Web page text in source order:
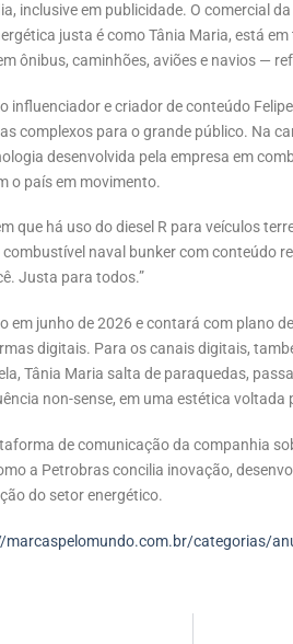
inclusive em publicidade. O comercial
justa é como Tânia Maria, está
ônibus, caminhões, aviões e navios —
influenciador e criador de conteúdo
complexos para o grande público. Na
desenvolvida pela empresa em
o país em movimento.
que há uso do diesel R para veículos
naval bunker com conteúdo
Justa para todos.”
em junho de 2026 e contará com plano
digitais. Para os canais digitais,
Tânia Maria salta de paraquedas,
non-sense, em uma estética voltada
de comunicação da companhia
a Petrobras concilia inovação,
do setor energético.
marcaspelomundo.com.br/categorias/